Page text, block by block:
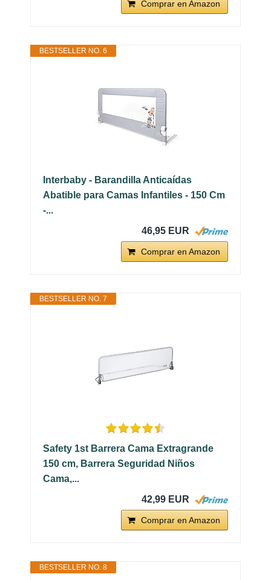
Comprar en Amazon
BESTSELLER NO. 6
Interbaby - Barandilla Anticaídas
Abatible para Camas Infantiles - 150 Cm
-...
46,95 EUR
Comprar en Amazon
BESTSELLER NO. 7
Safety 1st Barrera Cama Extragrande
150 cm, Barrera Seguridad Niños
Cama,...
42,99 EUR
Comprar en Amazon
BESTSELLER NO. 8